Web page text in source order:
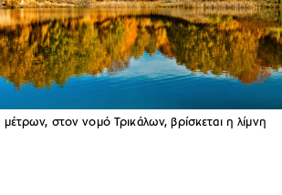
στον νομό Τρικάλων, βρίσκεται η λίμνη